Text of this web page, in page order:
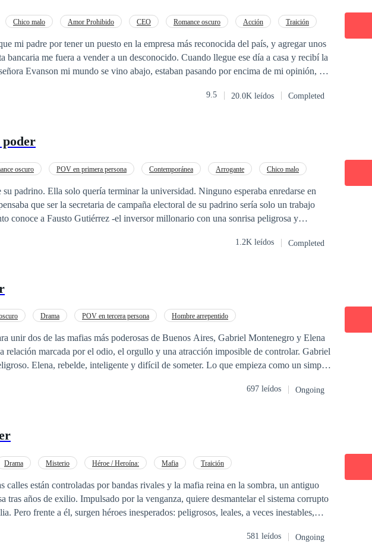
su pasión me consuma por completo? En este juego de poder, secretos y deseo, solo
Chico malo Amor Prohibido CEO Romance oscuro Acción
Traición
mi padre por tener un puesto en la empresa más reconocida del país, y agregar unos
bancaria me fuera a vender a un desconocido. Cuando llegue ese día a casa y recibí la
Evanson mi mundo se vino abajo, estaban pasando por encima de mi opinión, y
con un hombre que nunca antes había visto, era claro que eso arruinaría nuestro
una sola cosa ¿Qué tiene más valor, si el Amor, o la ambición por el Poder?
9.5 20.0K leídos Completed
oscuro POV en primera persona Contemporánea Arrogante
Chico malo
padrino. Ella solo quería terminar la universidad. Ninguno esperaba enredarse en
conoce a Fausto Gutiérrez -el inversor millonario con una sonrisa peligrosa y
1.2K leídos Completed
Drama POV en tercera persona
Hombre arrepentido
unir dos de las mafias más poderosas de Buenos Aires, Gabriel Montenegro y Elena
relación marcada por el odio, el orgullo y una atracción imposible de controlar. Gabriel
Elena, rebelde, inteligente y difícil de someter. Lo que empieza como un simple
una traición imperdonable, ella desaparece… y regresa convertida en una mujer
697 leídos Ongoing
Drama Misterio Héroe / Heroína: Mafia Traición
calles están controladas por bandas rivales y la mafia reina en la sombra, un antiguo
tras años de exilio. Impulsado por la venganza, quiere desmantelar el sistema corrupto
Pero frente a él, surgen héroes inesperados: peligrosos, leales, a veces inestables,
acción conlleva consecuencias graves, y nadie saldrá ileso.
581 leídos Ongoing